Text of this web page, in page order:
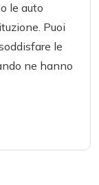
le auto
Puoi
le
ne hanno